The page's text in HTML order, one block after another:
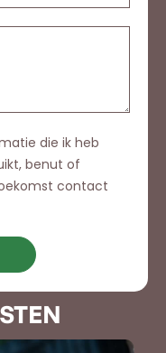
die ik heb
benut of
contact